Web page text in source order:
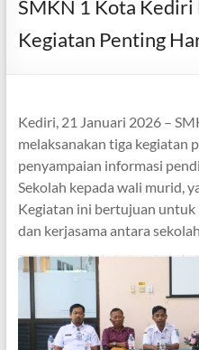
SMKN 1 Kota Kediri
Kegiatan Penting
Kediri, 21 Januari 2026 –
melaksanakan tiga kegiatan
penyampaian informasi
Sekolah kepada wali murid,
Kegiatan ini bertujuan
dan kerjasama antara